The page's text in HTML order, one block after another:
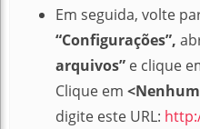
Em seguida, volte
“Configurações”,
arquivos” e clique
Clique em
digite este URL: